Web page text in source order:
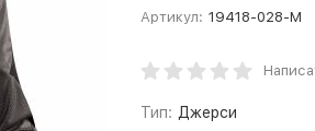
Артикул: 19418-028-M
Тип: Джерси